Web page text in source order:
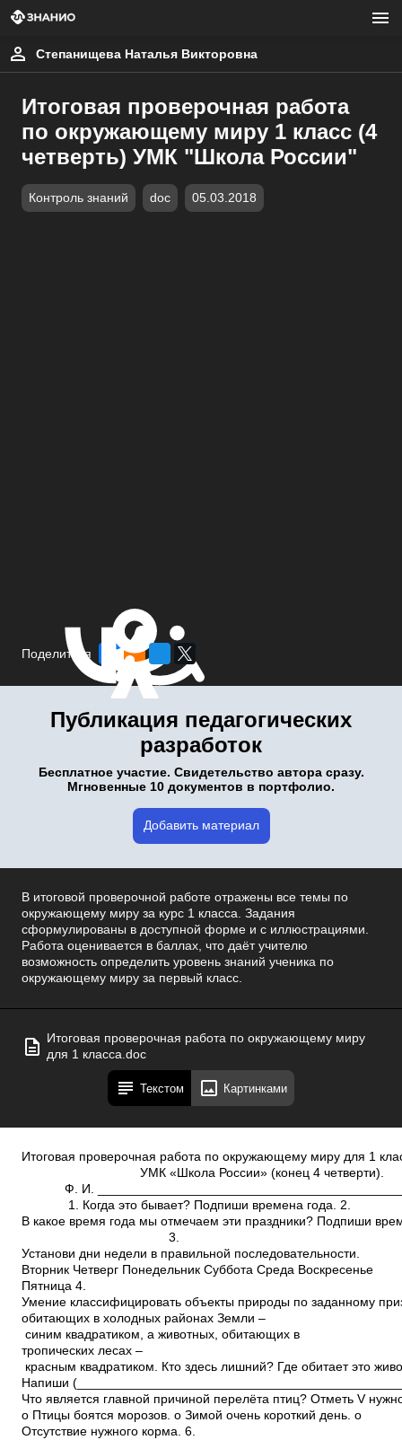
Степанищева Наталья Викторовна
Итоговая проверочная работа
по окружающему миру 1 класс (4
четверть) УМК "Школа России"
Контроль знаний doc 05.03.2018
Поделиться
Публикация педагогических
разработок
Бесплатное участие. Свидетельство автора сразу.
Мгновенные 10 документов в портфолио.
Добавить материал
В итоговой проверочной работе отражены все темы по
окружающему миру за курс 1 класса. Задания
сформулированы в доступной форме и с иллюстрациями.
Работа оценивается в баллах, что даёт учителю
возможность определить уровень знаний ученика по
окружающему миру за первый класс.
Итоговая проверочная работа по окружающему миру
для 1 класса.doc
Текстом Картинками
Итоговая проверочная работа по окружающему миру для 1
УМК «Школа России» (конец 4
Ф. И.
1. Когда это бывает? Подпиши времена года. 2.
В какое время года мы отмечаем эти праздники? Подпиши
3.
Установи дни недели в правильной последовательности.
Вторник Четверг Понедельник Суббота Среда Воскресенье
Пятница 4.
Умение классифицировать объекты природы по заданному
обитающих в холодных районах Земли –
синим квадратиком, а животных, обитающих в
тропических лесах –
красным квадратиком. Кто здесь лишний? Где обитает это
Напиши
Что является главной причиной перелёта птиц? Отметь V
o Птицы боятся морозов. o Зимой очень короткий день. o
Отсутствие нужного корма. 6.